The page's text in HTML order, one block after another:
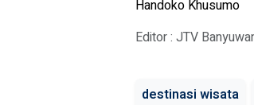
Handoko Khusumo
Editor : JTV
destinasi wisata